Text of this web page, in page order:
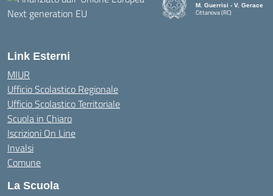
M. Guerrisi - V. Gerace
Cittanova (RC)
Link Esterni
MIUR
Ufficio Scolastico Regionale
Ufficio Scolastico Territoriale
Scuola in Chiaro
Iscrizioni On Line
Invalsi
Comune
La Scuola